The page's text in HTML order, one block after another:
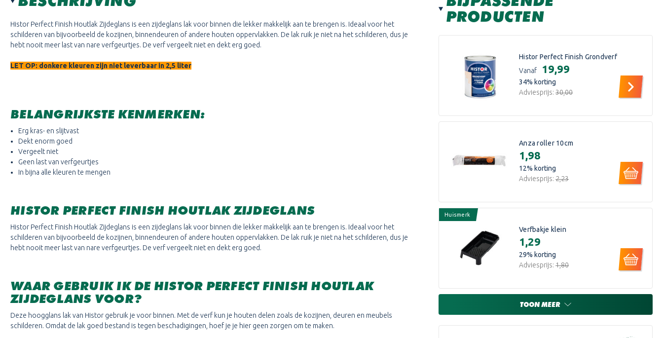
Histor Perfect Finish Houtlak Zijdeglans is een zijdeglans lak voor binnen die lekker makkelijk aan te brengen is. Ideaal voor het
schilderen van bijvoorbeeld de kozijnen, binnendeuren of andere houten oppervlakken. De lak ruik je niet na het schilderen, dus je
hebt nooit meer last van nare verfgeurtjes. De verf vergeelt niet en dekt erg goed.
LET OP: donkere kleuren zijn niet leverbaar in 2,5 liter
BELANGRIJKSTE KENMERKEN:
Erg kras- en slijtvast
Dekt enorm goed
Vergeelt niet
Geen last van verfgeurtjes
In bijna alle kleuren te mengen
HISTOR PERFECT FINISH HOUTLAK ZIJDEGLANS
Histor Perfect Finish Houtlak Zijdeglans is een zijdeglans lak voor binnen die lekker makkelijk aan te brengen is. Ideaal voor het
schilderen van bijvoorbeeld de kozijnen, binnendeuren of andere houten oppervlakken. De lak ruik je niet na het schilderen, dus je
hebt nooit meer last van nare verfgeurtjes. De verf vergeelt niet en dekt erg goed.
WAAR GEBRUIK IK DE HISTOR PERFECT FINISH HOUTLAK
ZIJDEGLANS VOOR?
Deze hoogglans lak van Histor gebruik je voor binnen. Met de verf kun je houten delen zoals de kozijnen, deuren en meubels
schilderen. Omdat de lak goed bestand is tegen beschadigingen, hoef je je hier geen zorgen om te maken.
PRODUCTEN
Histor Perfect Finish Grondverf
Vanaf
€19,99
34% korting
Adviesprijs: €30,00
Anza roller 10cm
€1,98
12% korting
Adviesprijs: €2,23
Huismerk
Verfbakje klein
€1,29
29% korting
Adviesprijs: €1,80
TOON MEER